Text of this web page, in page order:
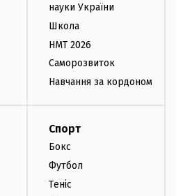
науки України
Школа
НМТ 2026
Саморозвиток
Навчання за кордоном
Спорт
Бокс
Футбол
Теніс